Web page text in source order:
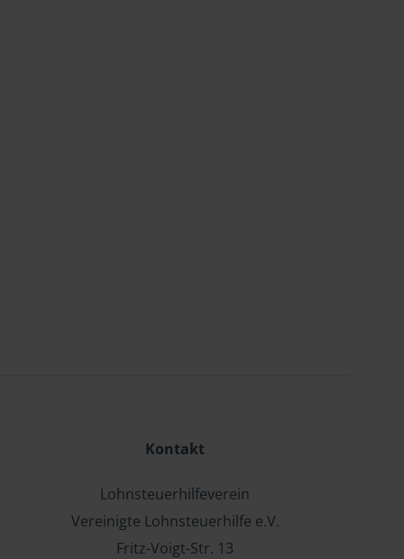
Kontakt
Lohnsteuerhilfeverein
Vereinigte Lohnsteuerhilfe e.V.
Fritz-Voigt-Str. 13